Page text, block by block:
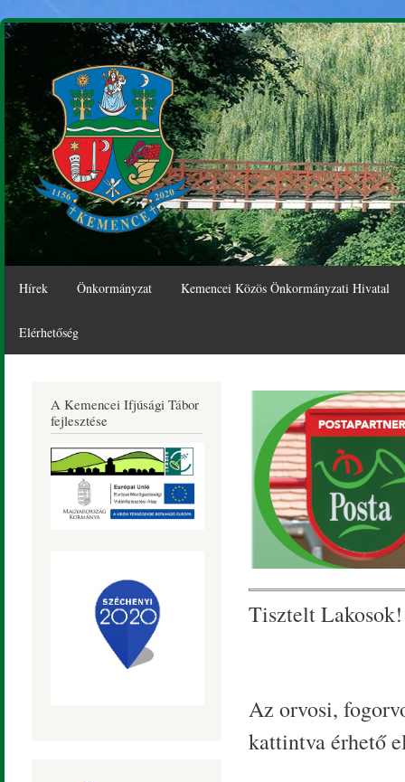
Hírek Önkormányzat Kemencei Közös Önkormányzati Hivatal
Elérhetőség
Kemence
Község
Honlapja
A Kemencei Ifjúsági Tábor
fejlesztése
Tisztelt Lakosok!
Az orvosi,
kattintva érhető